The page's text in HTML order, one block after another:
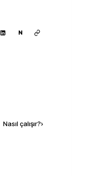
N
Nasıl çalışır?›